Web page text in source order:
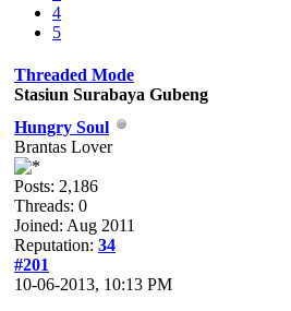
4
5
Threaded Mode
Stasiun Surabaya Gubeng
Hungry Soul
Brantas Lover
Posts: 2,186
Threads: 0
Joined: Aug 2011
Reputation: 34
#201
10-06-2013, 10:13 PM